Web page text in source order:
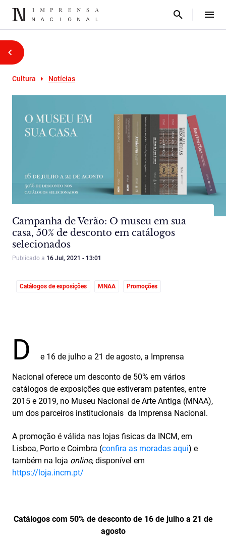
Cultura Notícias
Campanha de Verão: O museu em sua
casa, 50% de desconto em catálogos
selecionados
Publicado a 16 Jul, 2021 - 13:01
Catálogos de exposições MNAA Promoções
D e 16 de julho a 21 de agosto, a Imprensa
Nacional oferece um desconto de 50% em vários
catálogos de exposições que estiveram patentes, entre
2015 e 2019, no Museu Nacional de Arte Antiga (MNAA),
um dos parceiros institucionais da Imprensa Nacional.
A promoção é válida nas lojas fisicas da INCM, em
Lisboa, Porto e Coimbra (confira as moradas aqui) e
também na loja online, disponível em
https://loja.incm.pt/
Catálogos com 50% de desconto de 16 de julho a 21 de
agosto